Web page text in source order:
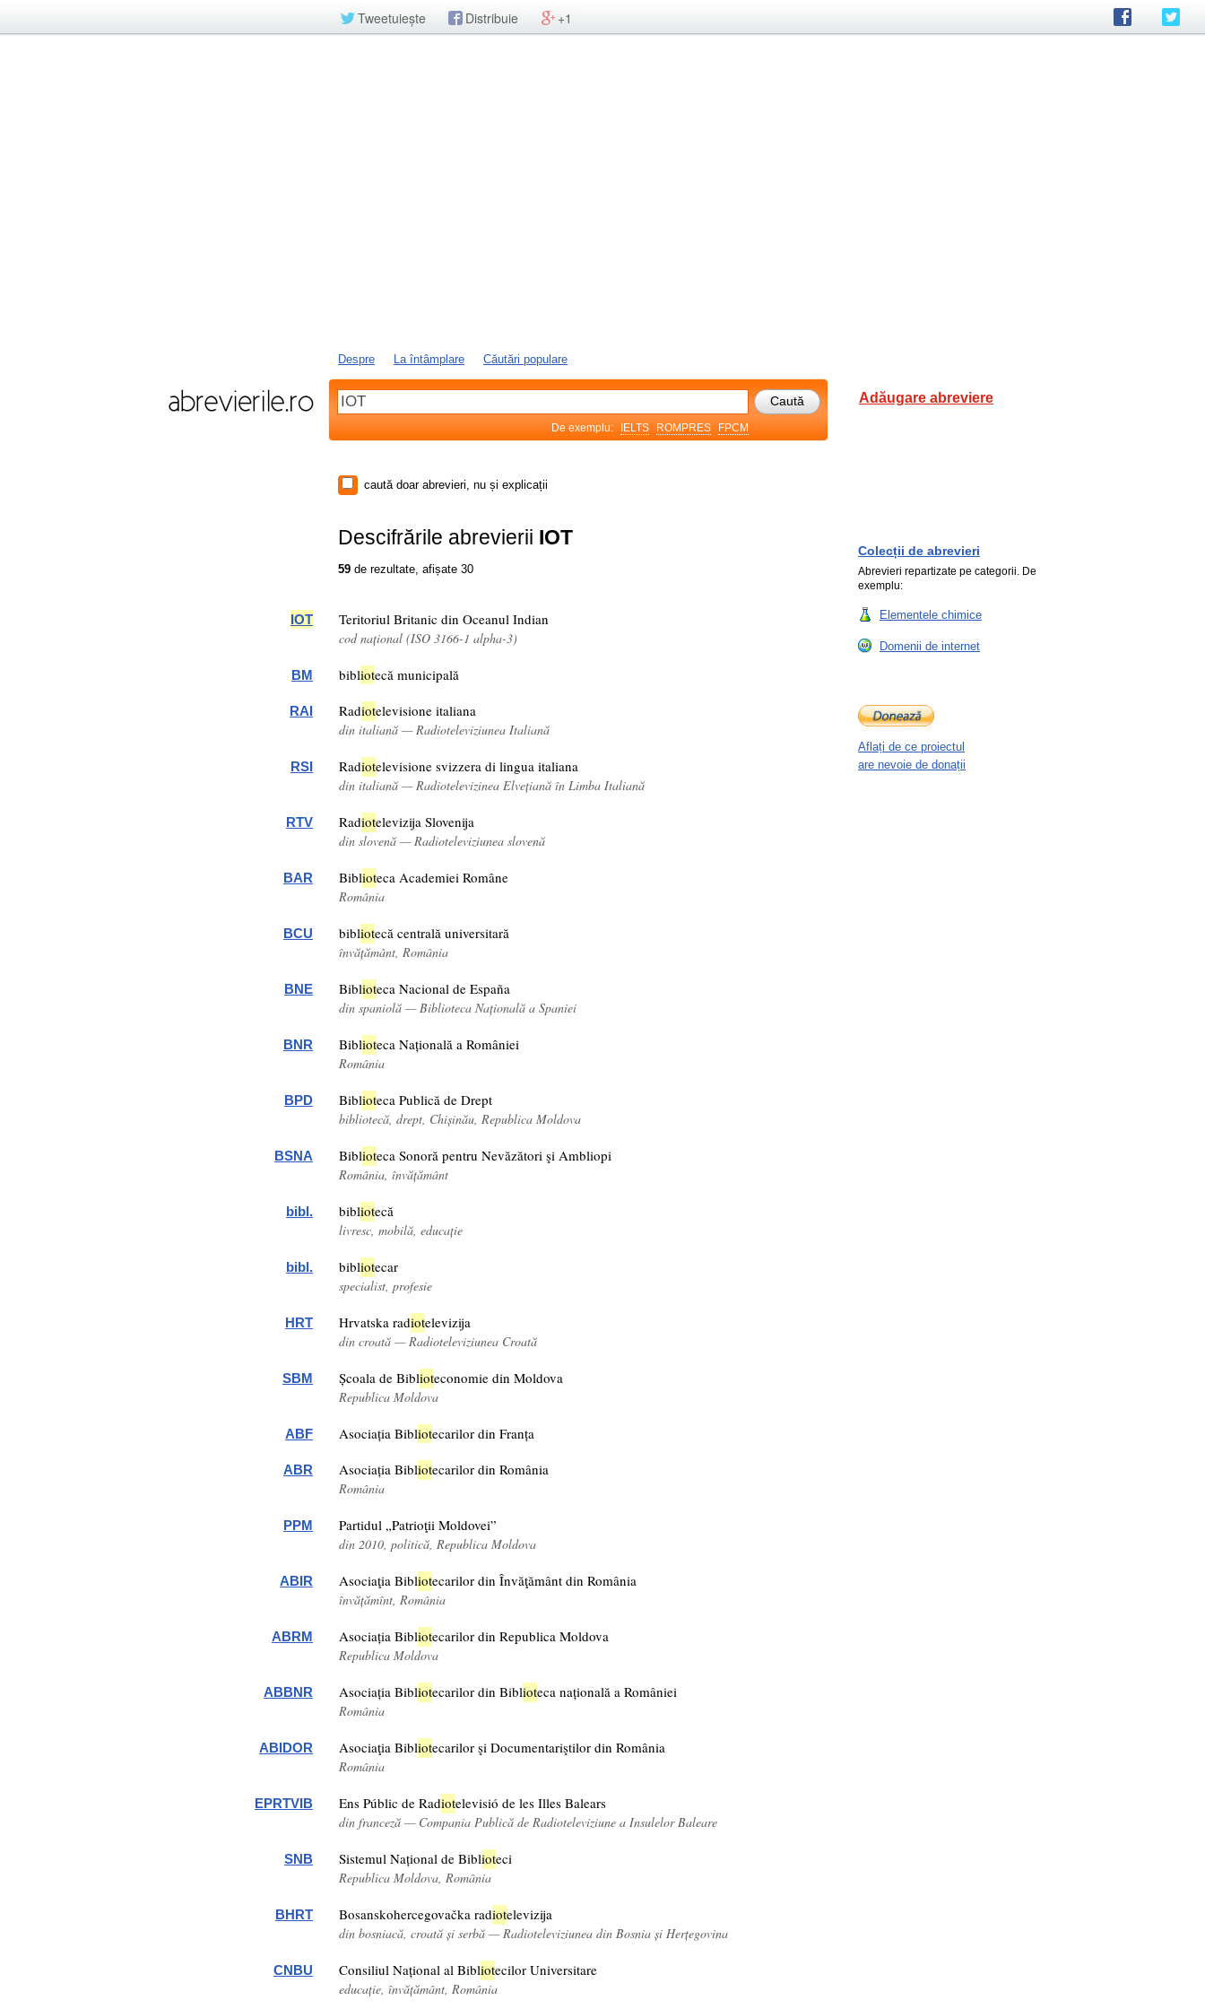
Tweetuiește Distribuie +1
Despre La întâmplare Căutări populare
De exemplu: IELTS ROMPRES FPCM
Adăugare abreviere
caută doar abrevieri, nu și explicații
Descifrările abrevierii IOT
59 de rezultate, afișate 30
IOT Teritoriul Britanic din Oceanul Indian
cod național (ISO 3166-1 alpha-3)
BM bibliotecă municipală
RAI Radiotelevisione italiana
din italiană — Radioteleviziunea Italiană
RSI Radiotelevisione svizzera di lingua italiana
din italiană — Radiotelevizinea Elvețiană în Limba Italiană
RTV Radiotelevizija Slovenija
din slovenă — Radioteleviziunea slovenă
BAR Biblioteca Academiei Române
România
BCU bibliotecă centrală universitară
învățământ, România
BNE Biblioteca Nacional de España
din spaniolă — Biblioteca Națională a Spaniei
BNR Biblioteca Națională a României
România
BPD Biblioteca Publică de Drept
bibliotecă, drept, Chișinău, Republica Moldova
BSNA Biblioteca Sonoră pentru Nevăzători şi Ambliopi
România, învățământ
bibl. bibliotecă
livresc, mobilă, educație
bibl. bibliotecar
specialist, profesie
HRT Hrvatska radiotelevizija
din croată — Radioteleviziunea Croată
SBM Școala de Biblioteconomie din Moldova
Republica Moldova
ABF Asociația Bibliotecarilor din Franța
ABR Asociația Bibliotecarilor din România
România
PPM Partidul „Patrioţii Moldovei”
din 2010, politică, Republica Moldova
ABIR Asociaţia Bibliotecarilor din Învăţământ din România
învățămînt, România
ABRM Asociația Bibliotecarilor din Republica Moldova
Republica Moldova
ABBNR Asociația Bibliotecarilor din Biblioteca națională a României
România
ABIDOR Asociaţia Bibliotecarilor şi Documentariştilor din România
România
EPRTVIB Ens Públic de Radiotelevisió de les Illes Balears
din franceză — Compania Publică de Radioteleviziune a Insulelor Baleare
SNB Sistemul Național de Biblioteci
Republica Moldova, România
BHRT Bosanskohercegovačka radiotelevizija
din bosniacă, croată și serbă — Radioteleviziunea din Bosnia și Herțegovina
CNBU Consiliul Național al Bibliotecilor Universitare
educație, învățământ, România
Colecții de abrevieri
Abrevieri repartizate pe categorii. De
exemplu:
Elementele chimice
Domenii de internet
Aflați de ce proiectul
are nevoie de donații